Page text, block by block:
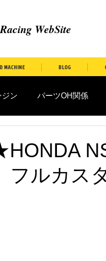
WebSite
MACHINE BLOG
ン パーツOH関係
フルカス